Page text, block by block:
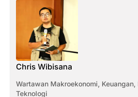
Chris Wibisana
Wartawan Makroekonomi,
Teknologi